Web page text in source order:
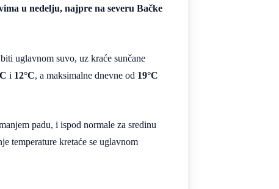
u nedelju, najpre na severu Bačke
uglavnom suvo, uz kraće sunčane
i 12°C, a maksimalne dnevne od 19°C
padu, i ispod normale za sredinu
temperature kretaće se uglavnom